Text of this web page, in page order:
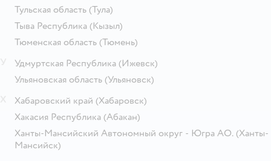
Тульская область (Тула)
Тыва Республика (Кызыл)
Тюменская область (Тюмень)
Удмуртская Республика (Ижевск)
Ульяновская область (Ульяновск)
Хабаровский край (Хабаровск)
Хакасия Республика (Абакан)
Ханты-Мансийский Автономный округ - Югра АО. (Ханты-
Мансийск)